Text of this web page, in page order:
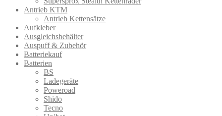
Antrieb KTM
Antrieb Kettensätze
Aufkleber
Ausgleichsbehälter
Auspuff & Zubehör
Batteriekauf
Batterien
BS
Ladegeräte
Poweroad
Shido
Tecno